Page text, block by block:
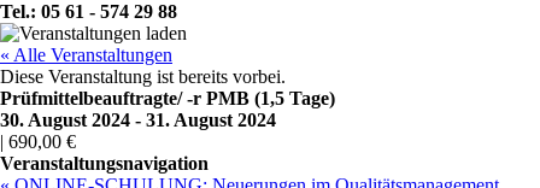
Tel.: 05 61 - 574 29 88
« Alle Veranstaltungen
Diese Veranstaltung ist bereits vorbei.
Prüfmittelbeauftragte/ -r PMB (1,5 Tage)
30. August 2024 - 31. August 2024
| 690,00 €
Veranstaltungsnavigation